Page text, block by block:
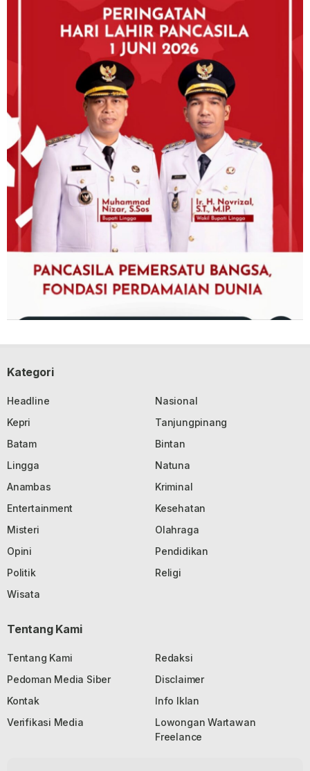
Kategori
Headline
Nasional
Kepri
Tanjungpinang
Batam
Bintan
Lingga
Natuna
Anambas
Kriminal
Entertainment
Kesehatan
Misteri
Olahraga
Opini
Pendidikan
Politik
Religi
Wisata
Tentang Kami
Tentang Kami
Redaksi
Pedoman Media Siber
Disclaimer
Kontak
Info Iklan
Verifikasi Media
Lowongan Wartawan
Freelance